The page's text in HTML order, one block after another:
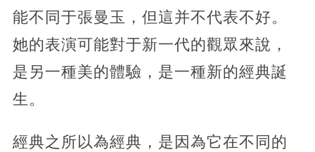
能不同于張曼玉，但這并不代表不好。
她的表演可能對于新一代的觀眾來說，
是另一種美的體驗，是一種新的經典誕
生。
經典之所以為經典，是因為它在不同的